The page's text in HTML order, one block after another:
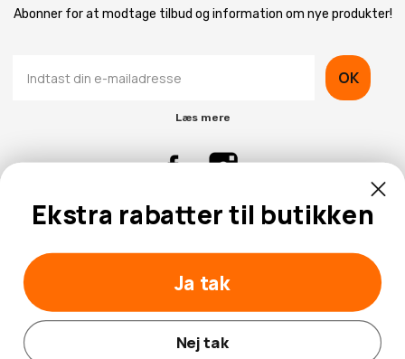
Abonner for at modtage tilbud og information om nye produkter!
OK
Læs mere
Kontaktinformation
Kundeservice
Ekstra rabatter til butikken
Ja tak
Nej tak